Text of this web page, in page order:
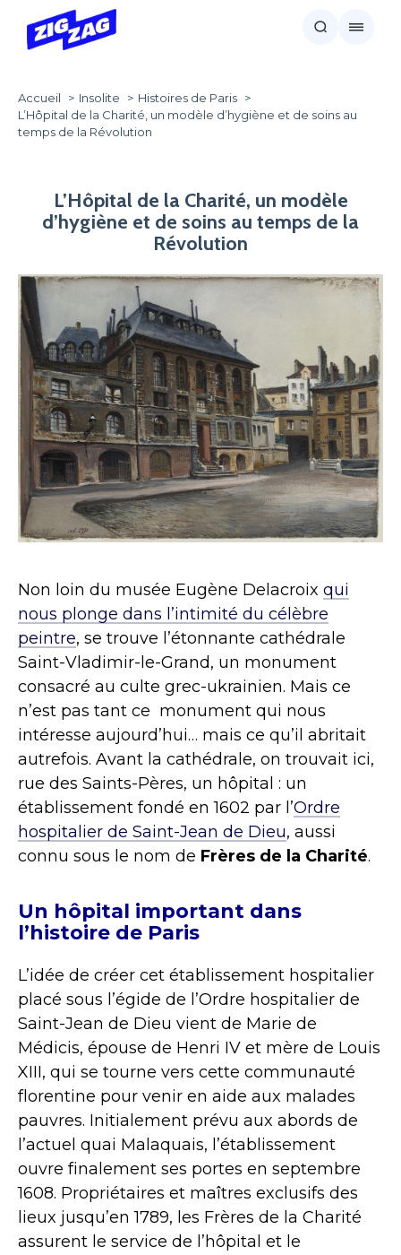
Accueil Insolite
Histoires de Paris
L’Hôpital de la Charité, un modèle d’hygiène et de soins au
temps de la Révolution
L’Hôpital de la Charité, un modèle
d’hygiène et de soins au temps de la
Révolution
Non loin du musée Eugène Delacroix qui
nous plonge dans l’intimité du célèbre
peintre, se trouve l’étonnante cathédrale
Saint-Vladimir-le-Grand, un monument
consacré au culte grec-ukrainien. Mais ce
n’est pas tant ce monument qui nous
intéresse aujourd’hui… mais ce qu’il abritait
autrefois. Avant la cathédrale, on trouvait ici,
rue des Saints-Pères, un hôpital : un
établissement fondé en 1602 par l’Ordre
hospitalier de Saint-Jean de Dieu, aussi
connu sous le nom de Frères de la Charité.
Un hôpital important dans
l’histoire de Paris
L’idée de créer cet établissement hospitalier
placé sous l’égide de l’Ordre hospitalier de
Saint-Jean de Dieu vient de Marie de
Médicis, épouse de Henri IV et mère de Louis
XIII, qui se tourne vers cette communauté
florentine pour venir en aide aux malades
pauvres. Initialement prévu aux abords de
l’actuel quai Malaquais, l’établissement
ouvre finalement ses portes en septembre
1608. Propriétaires et maîtres exclusifs des
lieux jusqu’en 1789, les Frères de la Charité
assurent le service de l’hôpital et le